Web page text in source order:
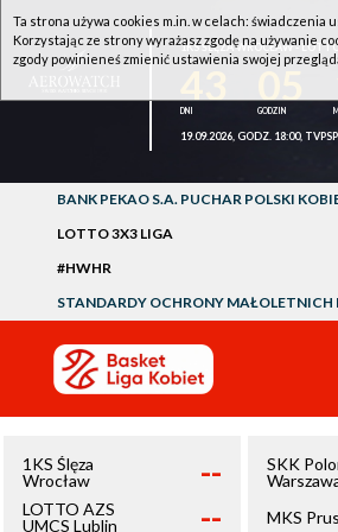
1KS ŚLĘZA WROCŁAW -
19.09.2026, GODZ. 18:00,
BANK PEKAO S.A. PUCHAR POLSKI
LOTTO 3X3 LIGA
#HWHR
STANDARDY OCHRONY MAŁOLETNICH
1KS Ślęza
Wrocław
--
LOTTO AZS
UMCS Lublin
--
SKK
MKS
Ta strona używa cookies m.in. w celach: świadczenia
Korzystając ze strony wyrażasz zgodę na używanie
zgody powinieneś zmienić ustawienia swojej